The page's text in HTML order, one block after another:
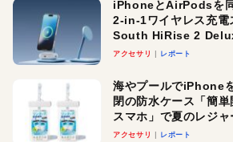
iPhoneとAirPodsを
2-in-1ワイヤレス充
South HiRise 2
ースでおしゃれに充電
アクセサリ レポート
海やプールでiPhone
閉の防水ケース「簡
スマホ」で夏のレジャ
アクセサリ レポート